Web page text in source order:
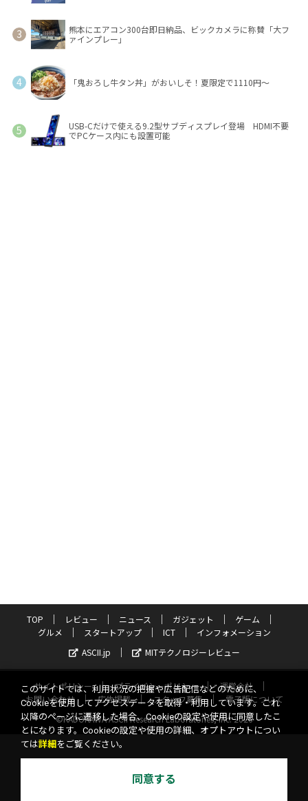
熊本にエアコン300台即日納品、ビックカメラに称賛「大フ
ァインプレー」
「鬼おろし牛タン丼」がおいしそ！夏限定で1110円～
USB-Cだけで使える9.2型サブディスプレイ登場 HDMI不要
でPCケース内にも設置可能
TOP レビュー ニュース ガジェット
ゲーム
グルメ
スタートアップ ICT
インフォメーション
ASCII.jp
MITテクノロジーレビュー
サイトポリシー プライバシーポリシー
運営会社
お問い合わせ
広告掲載 スタッフ募集
電子版について
©KADOKAWA ASCII Research Laboratories, Inc. 2026
このサイトでは、利用状況の把握や広告配信などのために、
Cookieを使用してアクセスデータを取得・利用しています。これ
以降のページに遷移した場合、Cookieの設定や使用に同意したこ
とになります。Cookieの設定や使用の詳細、オプトアウトについ
ては詳細 をご覧ください。
同意する